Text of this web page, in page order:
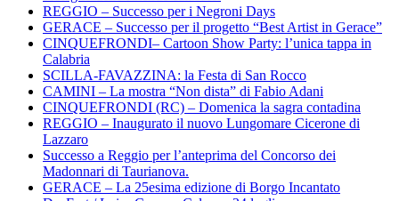
REGGIO – Successo per i Negroni Days
GERACE – Successo per il progetto “Best Artist in Gerace”
CINQUEFRONDI– Cartoon Show Party: l’unica tappa in
Calabria
SCILLA-FAVAZZINA: la Festa di San Rocco
CAMINI – La mostra “Non dista” di Fabio Adani
CINQUEFRONDI (RC) – Domenica la sagra contadina
REGGIO – Inaugurato il nuovo Lungomare Cicerone di
Lazzaro
Successo a Reggio per l’anteprima del Concorso dei
Madonnari di Taurianova.
GERACE – La 25esima edizione di Borgo Incantato